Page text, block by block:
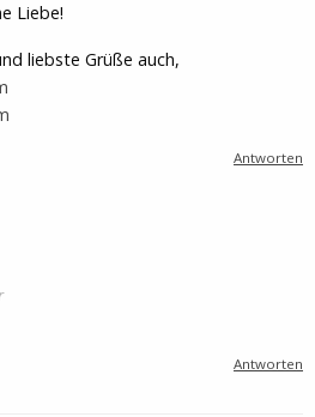
Liebe!
liebste Grüße auch,
Antworten
Antworten